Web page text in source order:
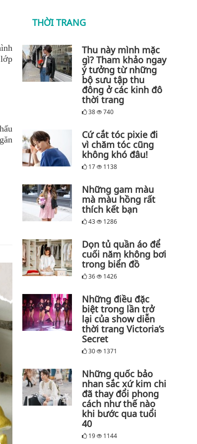
THỜI TRANG
Thu này mình mặc
gì? Tham khảo ngay
ý tưởng từ những
bộ sưu tập thu
đông ở các kinh đô
thời trang
38 740
Cứ cắt tóc pixie đi
vì chăm tóc cũng
không khó đâu!
17 1138
Những gam màu
mà màu hồng rất
thích kết bạn
43 1286
Dọn tủ quần áo để
cuối năm không bơi
trong biển đồ
36 1426
Những điều đặc
biệt trong lần trở
lại của show diễn
thời trang Victoria’s
Secret
30 1371
Những quốc bảo
nhan sắc xứ kim chi
đã thay đổi phong
cách như thế nào
khi bước qua tuổi
40
19 1144